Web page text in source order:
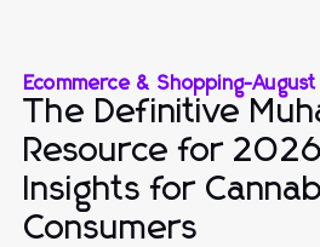
Ecommerce & Shopping-
The Definitive
Resource for
Insights for
Consumers